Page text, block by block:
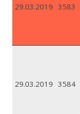
29.03.2019 3583
29.03.2019 3584